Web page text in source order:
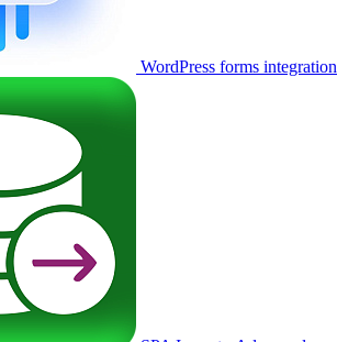
WordPress forms integration